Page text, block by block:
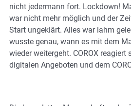
nicht jedermann fort. Lockdown!
war nicht mehr möglich und der
Start ungeklärt. Alles war lahm
wusste genau, wann es mit dem
wieder weitergeht. COROX reagiert
digitalen Angeboten und dem